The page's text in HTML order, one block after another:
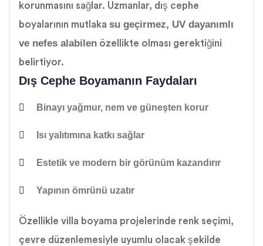
korunmasını sağlar. Uzmanlar, dış cephe
boyalarının mutlaka su geçirmez, UV dayanımlı
ve nefes alabilen özellikte olması gerektiğini
belirtiyor.
Dış Cephe Boyamanın Faydaları
Binayı yağmur, nem ve güneşten korur
Isı yalıtımına katkı sağlar
Estetik ve modern bir görünüm kazandırır
Yapının ömrünü uzatır
Özellikle villa boyama projelerinde renk seçimi,
çevre düzenlemesiyle uyumlu olacak şekilde